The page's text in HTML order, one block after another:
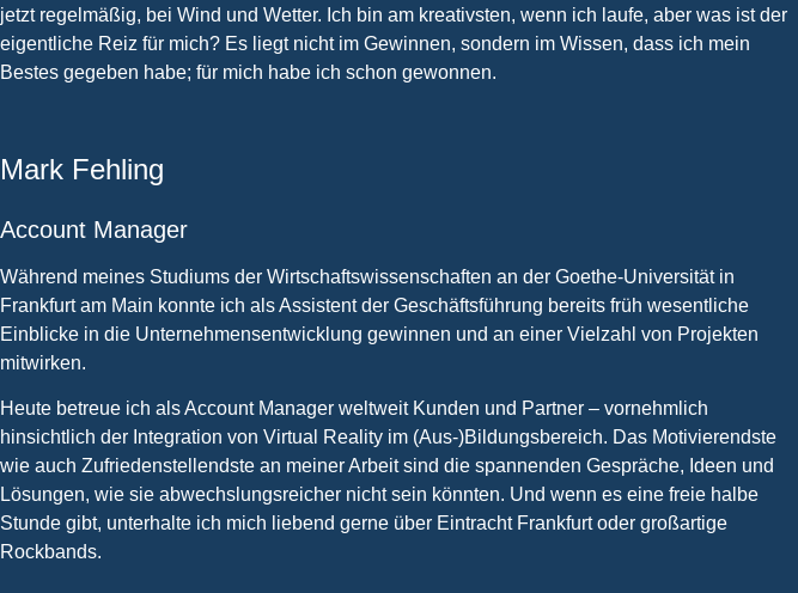
jetzt regelmäßig, bei Wind und Wetter. Ich bin am kreativsten, wenn ich laufe, aber was ist der
eigentliche Reiz für mich? Es liegt nicht im Gewinnen, sondern im Wissen, dass ich mein
Bestes gegeben habe; für mich habe ich schon gewonnen.
Mark Fehling
Account Manager
Während meines Studiums der Wirtschaftswissenschaften an der Goethe-Universität in
Frankfurt am Main konnte ich als Assistent der Geschäftsführung bereits früh wesentliche
Einblicke in die Unternehmensentwicklung gewinnen und an einer Vielzahl von Projekten
mitwirken.
Heute betreue ich als Account Manager weltweit Kunden und Partner – vornehmlich
hinsichtlich der Integration von Virtual Reality im (Aus-)Bildungsbereich. Das Motivierendste
wie auch Zufriedenstellendste an meiner Arbeit sind die spannenden Gespräche, Ideen und
Lösungen, wie sie abwechslungsreicher nicht sein könnten. Und wenn es eine freie halbe
Stunde gibt, unterhalte ich mich liebend gerne über Eintracht Frankfurt oder großartige
Rockbands.